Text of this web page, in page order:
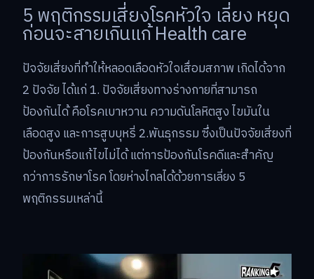
5 พฤติกรรมเสี่ยงโรคหัวใจ เลี่ยง หยุด
ก่อนจะสายเกินแก้ Health care
ปัจจัยเสี่ยงที่ทำให้หลอดเลือดหัวใจเสื่อมสภาพ เกิดได้จาก
2 ปัจจัย ได้แก่ 1. ปัจจัยเสี่ยงทางร่างกายที่สามารถ
ป้องกันได้ คือโรคเบาหวาน ความดันโลหิตสูง ไขมันใน
เลือดสูง และการสูบบุหรี่ 2.พันธุกรรม ซึ่งเป็นปัจจัยเสี่ยงที่
ป้องกันหรือแก้ไขไม่ได้ แต่การป้องกันโรคดีและสำคัญ
กว่าการรักษาโรค โดยห่างไกลได้ด้วยการเลี่ยง 5
พฤติกรรมเหล่านี้